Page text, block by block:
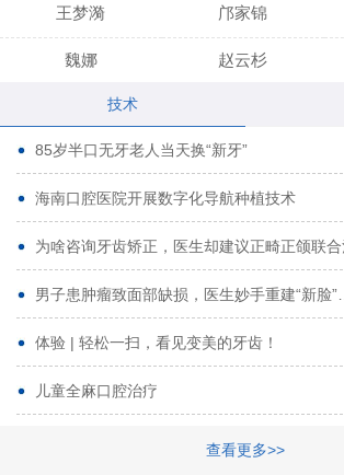
王梦漪 邝家锦
魏娜 赵云杉
代艳虹 林芳诚
曹香林 姜炳华
姚宗将 梁春晓
林夏羽 颜晶
路娜 商晔
周碧玲
技术
85岁半口无牙老人当天换“新牙”
海南口腔医院开展数字化导航种植技术
为啥咨询牙齿矫正，医生却建议正畸正颌联合
男子患肿瘤致面部缺损，医生妙手重建“新脸”…
体验 | 轻松一扫，看见变美的牙齿！
儿童全麻口腔治疗
查看更多>>